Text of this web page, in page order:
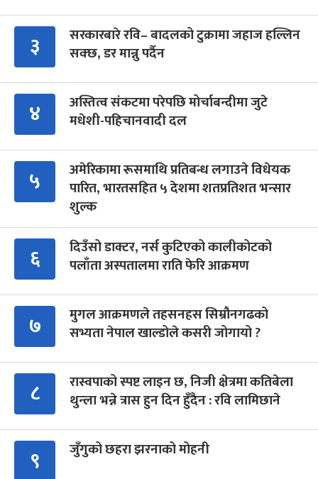
३
सरकारबारे रवि– बादलको टुक्रामा जहाज हल्लिन
सक्छ, डर मान्नु पर्दैन
४
अस्तित्व संकटमा परेपछि मोर्चाबन्दीमा जुटे
मधेशी-पहिचानवादी दल
५
अमेरिकामा रूसमाथि प्रतिबन्ध लगाउने विधेयक
पारित, भारतसहित ५ देशमा शतप्रतिशत भन्सार
शुल्क
६
दिउँसो डाक्टर, नर्स कुटिएको कालीकोटको
पलाँता अस्पतालमा राति फेरि आक्रमण
७
मुगल आक्रमणले तहसनहस सिम्रौनगढको
सभ्यता नेपाल खाल्डोले कसरी जोगायो ?
८
रास्वपाको स्पष्ट लाइन छ, निजी क्षेत्रमा कतिबेला
थुन्ला भन्ने त्रास हुन दिन हुँदैन : रवि लामिछाने
९ जुँगुको छहरा झरनाको मोहनी